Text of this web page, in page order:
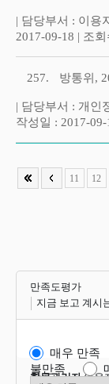
| 담당부서 : 이용
2017-09-18 | 조
257. 방통위,
| 담당부서 : 개인
작성일 : 2017-
11 12
만족도평가
지금 보고 계시
매우 만족
불만족
항목관리자이용